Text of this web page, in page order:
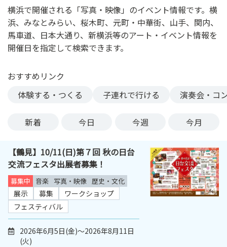
ク横浜で開催される「写真・映像」のイベント情報です。横
浜、みなとみらい、桜木町、元町・中華街、山手、関内、
馬車道、日本大通り、新横浜等のアート・イベント情報を
開催日を指定して検索できます。
おすすめリンク
体験する・つくる
子連れで行ける 演奏会・コ
新着 今日 今週 今月
【鶴見】10/11(日)第７回 秋の日台
交流フェスタ出展者募集！
募集中 音楽 写真・映像 歴史・文化
展示 募集
ワークショップ
フェスティバル
2026年6月5日(金)～2026年8月11日
(火)